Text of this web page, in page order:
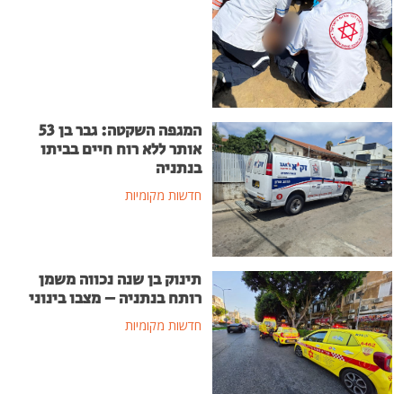
המגפה השקטה: גבר בן 53
אותר ללא רוח חיים בביתו
בנתניה
חדשות מקומיות
תינוק בן שנה נכווה משמן
רותח בנתניה – מצבו בינוני
חדשות מקומיות